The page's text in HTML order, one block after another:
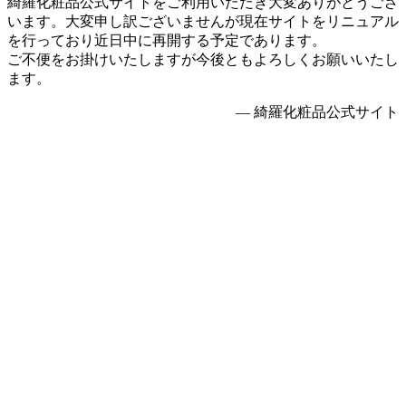
います。大変申し訳ございませんが現在サイトをリニュアル
を行っており近日中に再開する予定であります。
ご不便をお掛けいたしますが今後ともよろしくお願いいたし
ます。
— 綺羅化粧品公式サイト